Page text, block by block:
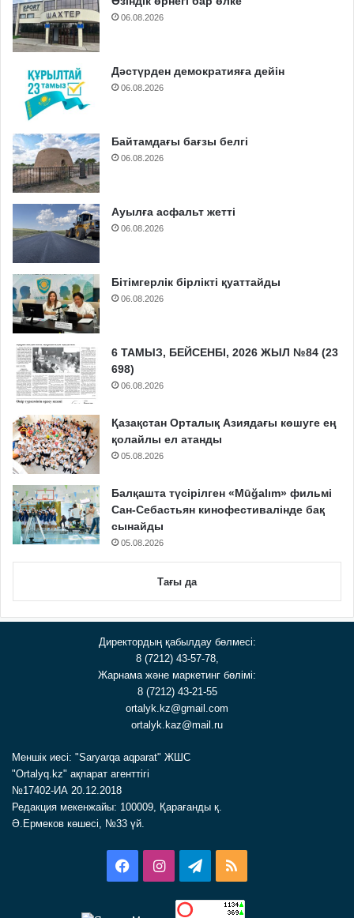
06.08.2026
Дәстүрден демократияға дейін
06.08.2026
Байтамдағы бағзы белгі
06.08.2026
Ауылға асфальт жетті
06.08.2026
Бітімгерлік бірлікті қуаттайды
06.08.2026
6 ТАМЫЗ, БЕЙСЕНБІ, 2026 ЖЫЛ №84 (23
698)
06.08.2026
Қазақстан Орталық Азиядағы көшуге ең
қолайлы ел атанды
05.08.2026
Балқашта түсірілген «Mūğalım» фильмі
Сан-Себастьян кинофестивалінде бақ
сынайды
05.08.2026
Тағы да
Директордың қабылдау бөлмесі:
8 (7212) 43-57-78,
Жарнама және маркетинг бөлімі:
8 (7212) 43-21-55
ortalyk.kz@gmail.com
ortalyk.kaz@mail.ru
Меншік иесі: "Saryarqa aqparat" ЖШС
"Ortalyq.kz" ақпарат агенттігі
№17402-ИА 20.12.2018
Редакция мекенжайы: 100009, Қарағанды қ.
Ә.Ермеков көшесі, №33 үй.
FacebookInstagramTelegram